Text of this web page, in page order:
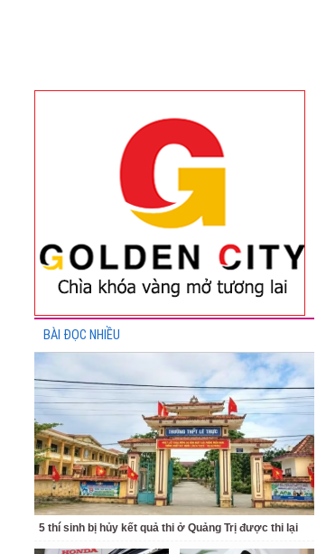
BÀI ĐỌC NHIỀU
5 thí sinh bị hủy kết quả thi ở Quảng Trị được thi lại